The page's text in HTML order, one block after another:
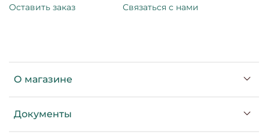
О магазине
Документы
Оставить заказ Связаться с нами